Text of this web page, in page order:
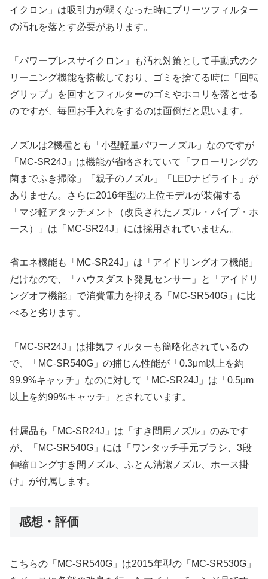
イクロン」は吸引力が弱くなった時にプリーツフィルター
の汚れを落とす必要があります。
「パワープレスサイクロン」も汚れ対策として手動式のク
リーニング機能を搭載しており、ゴミを捨てる時に「回転
グリップ」を回すとフィルターのゴミやホコリを落とせる
のですが、毎回お手入れをするのは面倒だと思います。
ノズルは2機種とも「小型軽量パワーノズル」なのですが
「MC-SR24J」は機能が省略されていて「フローリングの
菌までふき掃除」「親子のノズル」「LEDナビライト」が
ありません。さらに2016年型の上位モデルが装備する
「マジ軽アタッチメント（改良されたノズル・パイプ・ホ
ース）」は「MC-SR24J」には採用されていません。
省エネ機能も「MC-SR24J」は「アイドリングオフ機能」
だけなので、「ハウスダスト発見センサー」と「アイドリ
ングオフ機能」で消費電力を抑える「MC-SR540G」に比
べると劣ります。
「MC-SR24J」は排気フィルターも簡略化されているの
で、「MC-SR540G」の捕じん性能が「0.3μm以上を約
99.9%キャッチ」なのに対して「MC-SR24J」は「0.5μm
以上を約99%キャッチ」とされています。
付属品も「MC-SR24J」は「すき間用ノズル」のみです
が、「MC-SR540G」には「ワンタッチ手元ブラシ、3段
伸縮ロングすき間ノズル、ふとん清潔ノズル、ホース掛
け」が付属します。
感想・評価
こちらの「MC-SR540G」は2015年型の「MC-SR530G」